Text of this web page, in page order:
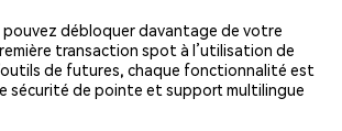
pouvez débloquer davantage de votre
transaction spot à l’utilisation de
de futures, chaque fonctionnalité est
sécurité de pointe et support multilingue